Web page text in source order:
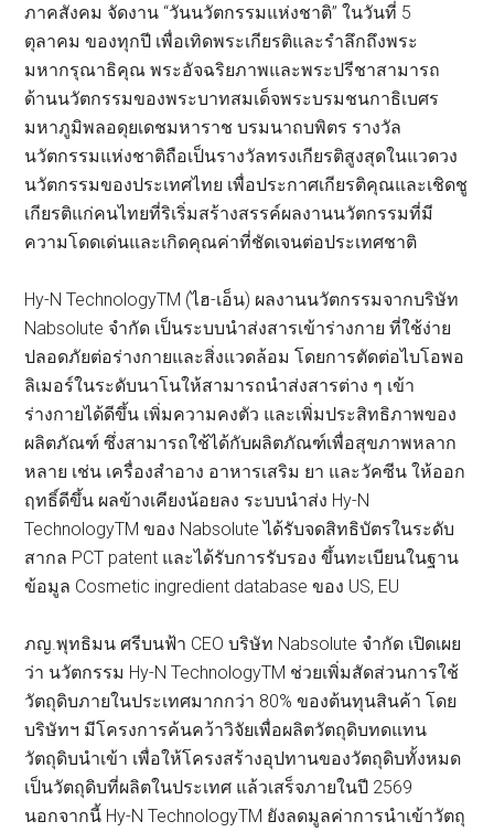
ภาคสังคม จัดงาน “วันนวัตกรรมแห่งชาติ” ในวันที่ 5
ตุลาคม ของทุกปี เพื่อเทิดพระเกียรติและรำลึกถึงพระ
มหากรุณาธิคุณ พระอัจฉริยภาพและพระปรีชาสามารถ
ด้านนวัตกรรมของพระบาทสมเด็จพระบรมชนกาธิเบศร
มหาภูมิพลอดุยเดชมหาราช บรมนาถบพิตร รางวัล
นวัตกรรมแห่งชาติถือเป็นรางวัลทรงเกียรติสูงสุดในแวดวง
นวัตกรรมของประเทศไทย เพื่อประกาศเกียรติคุณและเชิดชู
เกียรติแก่คนไทยที่ริเริ่มสร้างสรรค์ผลงานนวัตกรรมที่มี
ความโดดเด่นและเกิดคุณค่าที่ชัดเจนต่อประเทศชาติ
Hy-N TechnologyTM (ไฮ-เอ็น) ผลงานนวัตกรรมจากบริษัท
Nabsolute จำกัด เป็นระบบนำส่งสารเข้าร่างกาย ที่ใช้ง่าย
ปลอดภัยต่อร่างกายและสิ่งแวดล้อม โดยการตัดต่อไบโอพอ
ลิเมอร์ในระดับนาโนให้สามารถนำส่งสารต่าง ๆ เข้า
ร่างกายได้ดีขึ้น เพิ่มความคงตัว และเพิ่มประสิทธิภาพของ
ผลิตภัณฑ์ ซึ่งสามารถใช้ได้กับผลิตภัณฑ์เพื่อสุขภาพหลาก
หลาย เช่น เครื่องสำอาง อาหารเสริม ยา และวัคซีน ให้ออก
ฤทธิ์ดีขึ้น ผลข้างเคียงน้อยลง ระบบนำส่ง Hy-N
TechnologyTM ของ Nabsolute ได้รับจดสิทธิบัตรในระดับ
สากล PCT patent และได้รับการรับรอง ขึ้นทะเบียนในฐาน
ข้อมูล Cosmetic ingredient database ของ US, EU
ภญ.พุทธิมน ศรีบนฟ้า CEO บริษัท Nabsolute จำกัด เปิดเผย
ว่า นวัตกรรม Hy-N TechnologyTM ช่วยเพิ่มสัดส่วนการใช้
วัตถุดิบภายในประเทศมากกว่า 80% ของต้นทุนสินค้า โดย
บริษัทฯ มีโครงการค้นคว้าวิจัยเพื่อผลิตวัตถุดิบทดแทน
วัตถุดิบนำเข้า เพื่อให้โครงสร้างอุปทานของวัตถุดิบทั้งหมด
เป็นวัตถุดิบที่ผลิตในประเทศ แล้วเสร็จภายในปี 2569
นอกจากนี้ Hy-N TechnologyTM ยังลดมูลค่าการนำเข้าวัตถุ